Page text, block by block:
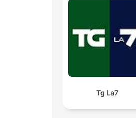
Tg La7